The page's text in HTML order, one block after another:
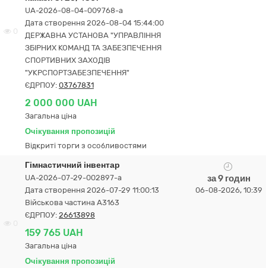
0
UA-2026-08-04-009768-a
Дата створення 2026-08-04 15:44:00
ДЕРЖАВНА УСТАНОВА "УПРАВЛІННЯ
ЗБІРНИХ КОМАНД ТА ЗАБЕЗПЕЧЕННЯ
СПОРТИВНИХ ЗАХОДІВ
"УКРСПОРТЗАБЕЗПЕЧЕННЯ"
ЄДРПОУ: 03767831
2 000 000 UAH
Загальна ціна
Очікування пропозицій
Відкриті торги з особливостями
Гімнастичний інвентар
UA-2026-07-29-002897-a
Дата створення 2026-07-29 11:00:13
Військова частина А3163
ЄДРПОУ: 26613898
159 765 UAH
Загальна ціна
Очікування пропозицій
за 9 годин
06-08-2026, 10:39